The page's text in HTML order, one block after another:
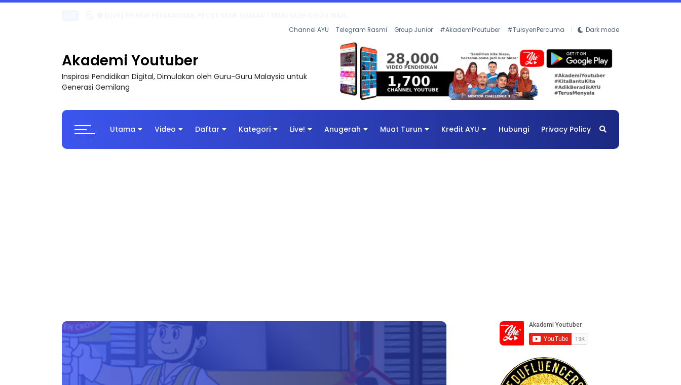
Channel AYU Telegram Rasmi Group Junior #AkademiYoutuber #TuisyenPercuma Dark mode
Akademi Youtuber
Inspirasi Pendidikan Digital, Dimulakan oleh Guru-Guru Malaysia untuk
Generasi Gemilang
Utama Video Daftar Kategori Live! Anugerah Muat Turun Kredit AYU Hubungi Privacy Policy